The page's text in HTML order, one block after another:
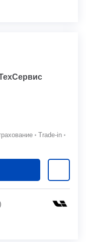
Trade-in